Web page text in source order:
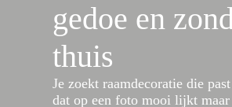
gedoe en
thuis
Je zoekt raamdecoratie die
dat op een foto mooi lijkt